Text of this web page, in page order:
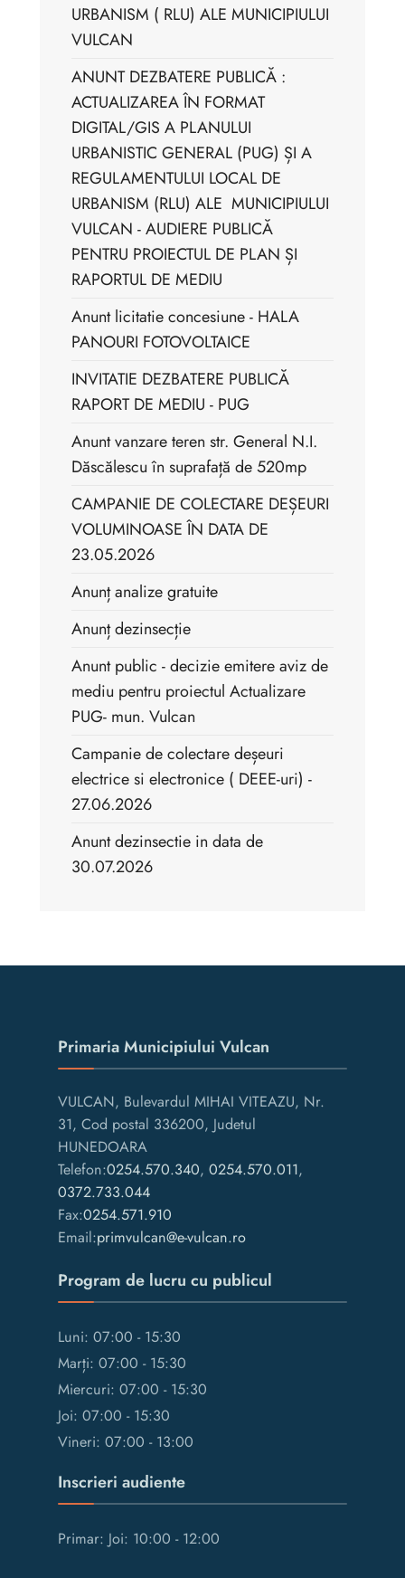
URBANISM ( RLU) ALE MUNICIPIULUI
VULCAN
ANUNT DEZBATERE PUBLICĂ :
ACTUALIZAREA ÎN FORMAT
DIGITAL/GIS A PLANULUI
URBANISTIC GENERAL (PUG) ȘI A
REGULAMENTULUI LOCAL DE
URBANISM (RLU) ALE MUNICIPIULUI
VULCAN - AUDIERE PUBLICĂ
PENTRU PROIECTUL DE PLAN ȘI
RAPORTUL DE MEDIU
Anunt licitatie concesiune - HALA
PANOURI FOTOVOLTAICE
INVITATIE DEZBATERE PUBLICĂ
RAPORT DE MEDIU - PUG
Anunt vanzare teren str. General N.I.
Dăscălescu în suprafață de 520mp
CAMPANIE DE COLECTARE DEȘEURI
VOLUMINOASE ÎN DATA DE
23.05.2026
Anunț analize gratuite
Anunț dezinsecție
Anunt public - decizie emitere aviz de
mediu pentru proiectul Actualizare
PUG- mun. Vulcan
Campanie de colectare deșeuri
electrice si electronice ( DEEE-uri) -
27.06.2026
Anunt dezinsectie in data de
30.07.2026
Primaria Municipiului Vulcan
VULCAN, Bulevardul MIHAI VITEAZU, Nr.
31, Cod postal 336200, Judetul
HUNEDOARA
Telefon:0254.570.340, 0254.570.011,
0372.733.044
Fax:0254.571.910
Email:primvulcan@e-vulcan.ro
Program de lucru cu publicul
Luni: 07:00 - 15:30
Marți: 07:00 - 15:30
Miercuri: 07:00 - 15:30
Joi: 07:00 - 15:30
Vineri: 07:00 - 13:00
Inscrieri audiente
Primar: Joi: 10:00 - 12:00